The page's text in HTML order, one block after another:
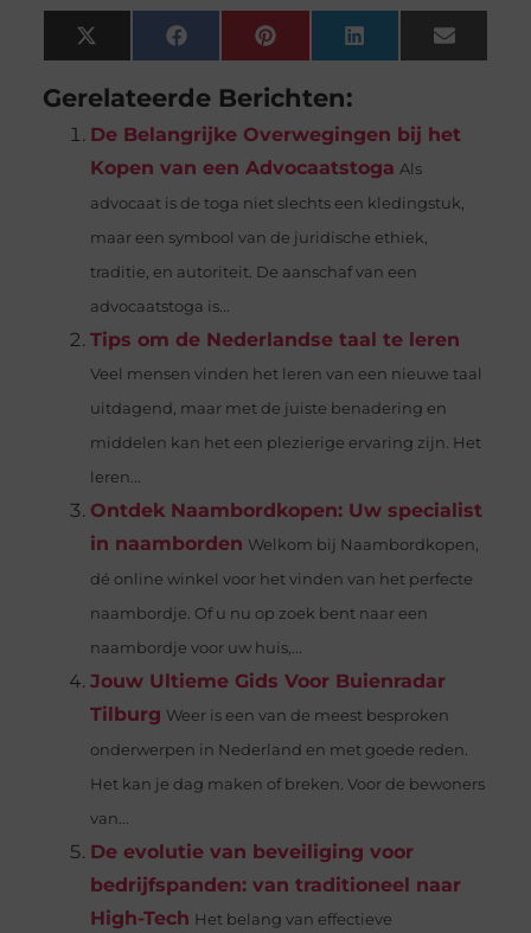
X
(Twitter)
FacebookPinterestLinkedInEmail
Gerelateerde Berichten:
De Belangrijke Overwegingen bij het
Kopen van een Advocaatstoga Als
advocaat is de toga niet slechts een kledingstuk,
maar een symbool van de juridische ethiek,
traditie, en autoriteit. De aanschaf van een
advocaatstoga is...
Tips om de Nederlandse taal te leren
Veel mensen vinden het leren van een nieuwe taal
uitdagend, maar met de juiste benadering en
middelen kan het een plezierige ervaring zijn. Het
leren...
Ontdek Naambordkopen: Uw specialist
in naamborden Welkom bij Naambordkopen,
dé online winkel voor het vinden van het perfecte
naambordje. Of u nu op zoek bent naar een
naambordje voor uw huis,...
Jouw Ultieme Gids Voor Buienradar
Tilburg Weer is een van de meest besproken
onderwerpen in Nederland en met goede reden.
Het kan je dag maken of breken. Voor de bewoners
van...
De evolutie van beveiliging voor
bedrijfspanden: van traditioneel naar
High-Tech Het belang van effectieve